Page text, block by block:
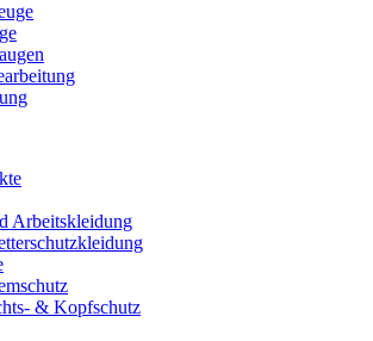
Arbeitskleidung
& Kopfschutz